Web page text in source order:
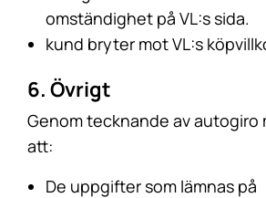
omständighet på VL:s sida.
kund bryter mot VL:s
6. Övrigt
Genom tecknande av autogiro
att:
De uppgifter som lämnas på